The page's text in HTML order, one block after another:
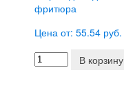
фритюра
Цена от: 55.54 руб.
В корзину